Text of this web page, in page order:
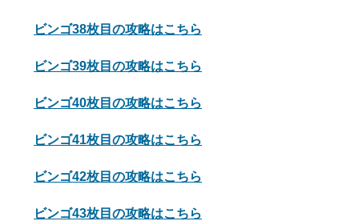
ビンゴ38枚目の攻略はこちら
ビンゴ39枚目の攻略はこちら
ビンゴ40枚目の攻略はこちら
ビンゴ41枚目の攻略はこちら
ビンゴ42枚目の攻略はこちら
ビンゴ43枚目の攻略はこちら